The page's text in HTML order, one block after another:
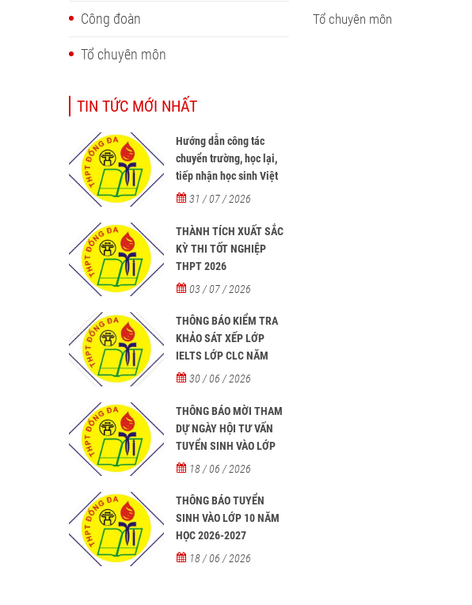
Công đoàn
Tổ chuyên môn
TIN TỨC MỚI NHẤT
Hướng dẫn công tác
chuyển trường, học lại,
tiếp nhận học sinh Việt
Nam về nước, tiếp nhận
ngoài học tại các trường
từ năm học 2026-2027
31 / 07 / 2026
THÀNH TÍCH XUẤT SẮC
KỲ THI TỐT NGHIỆP
THPT 2026
03 / 07 / 2026
THÔNG BÁO KIỂM TRA
KHẢO SÁT XẾP LỚP
IELTS LỚP CLC NĂM
HỌC 2026 - 2027
30 / 06 / 2026
THÔNG BÁO MỜI THAM
DỰ NGÀY HỘI TƯ VẤN
TUYỂN SINH VÀO LỚP
10 NĂM HỌC 2026–2027
18 / 06 / 2026
THÔNG BÁO TUYỂN
SINH VÀO LỚP 10 NĂM
HỌC 2026-2027
18 / 06 / 2026
Tổ chuyên môn